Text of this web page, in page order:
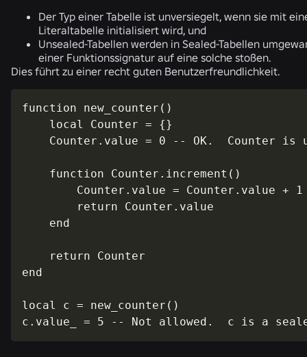
Der Typ einer Tabelle ist unversiegelt, wenn sie mit
Literaltabelle initialisiert wird, und
Unsealed-Tabellen werden in Sealed-Tabellen
einer Funktionssignatur auf eine solche stoßen.
Dies führt zu einer recht guten Benutzerfreundlichkeit.
function new_counter()
    local Counter = {}
Counter.value = 0 -- OK.  Counter is
    function Counter.increment()
        Counter.value = Counter.value + 1
        return Counter.value
    end
    return Counter
end
local c = new_counter()
c.value_ = 5 -- Not allowed.  c is a